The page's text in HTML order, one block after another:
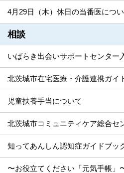
4月29日（木）休日の当番医につ
相談
北茨城市在宅医療・介護連携ガイ
児童扶養手当について
知ってあんしん認知症ガイドブッ
〜お役立てください「元気手帳」